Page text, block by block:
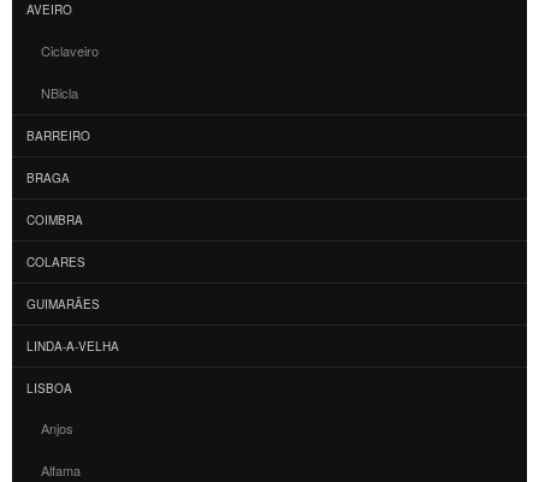
AVEIRO
Ciclaveiro
NBicla
BARREIRO
BRAGA
COIMBRA
COLARES
GUIMARÃES
LINDA-A-VELHA
LISBOA
Anjos
Alfama